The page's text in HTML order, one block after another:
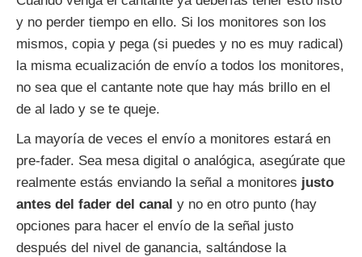
y no perder tiempo en ello. Si los monitores son los
mismos, copia y pega (si puedes y no es muy radical)
la misma ecualización de envío a todos los monitores,
no sea que el cantante note que hay más brillo en el
de al lado y se te queje.
La mayoría de veces el envío a monitores estará en
pre-fader. Sea mesa digital o analógica, asegúrate que
realmente estás enviando la señal a monitores justo
antes del fader del canal y no en otro punto (hay
opciones para hacer el envío de la señal justo
después del nivel de ganancia, saltándose la